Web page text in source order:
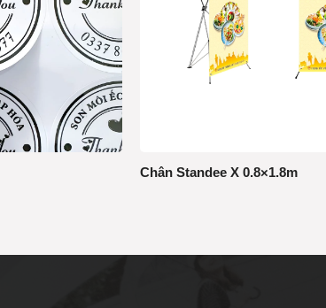
Chân Standee X 0.8×1.8m